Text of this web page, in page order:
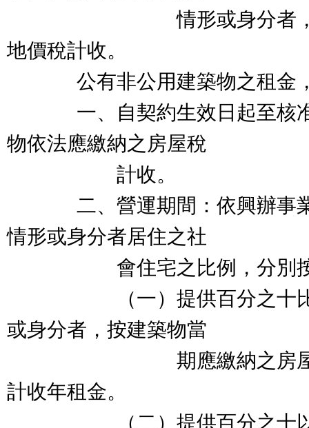
情形或身分者，按土
地價稅計收。
公有非公用建築物之租金，
一、自契約生效日起至核准
物依法應繳納之房屋稅
計收。
二、營運期間：依興辦事業
情形或身分者居住之社
會住宅之比例，分別按
（一）提供百分之十比例
或身分者，按建築物當
期應繳納之房屋稅加
計收年租金。
（二）提供百分之十以上